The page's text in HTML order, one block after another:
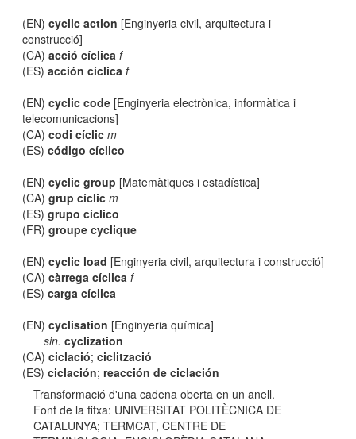
(EN)cyclic action [Enginyeria civil, arquitectura i
construcció]
(CA)acció cíclica f
(ES)acción cíclica f
(EN)cyclic code [Enginyeria electrònica, informàtica i
telecomunicacions]
(CA)codi cíclic m
(ES)código cíclico
(EN)cyclic group [Matemàtiques i estadística]
(CA)grup cíclic m
(ES)grupo cíclico
(FR)groupe cyclique
(EN)cyclic load [Enginyeria civil, arquitectura i construcció]
(CA)càrrega cíclica f
(ES)carga cíclica
(EN)cyclisation [Enginyeria química]
sin. cyclization
(CA)ciclació;ciclització
(ES)ciclación;reacción de ciclación
Transformació d'una cadena oberta en un anell.
Font de la fitxa: UNIVERSITAT POLITÈCNICA DE
CATALUNYA; TERMCAT, CENTRE DE